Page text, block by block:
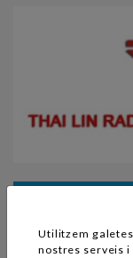
Utilitzem
nostres serveis